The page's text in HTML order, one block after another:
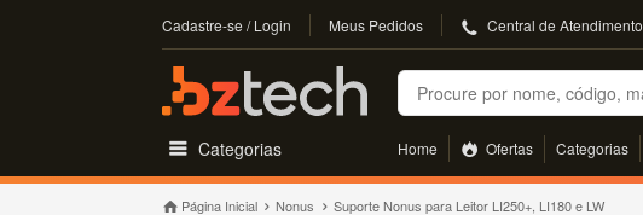
Cadastre-se / Login Meus Pedidos Central de Atendimento
Buscar
Categorias Home Ofertas Categorias
Página Inicial Nonus Suporte Nonus para Leitor LI250+, LI180 e LW